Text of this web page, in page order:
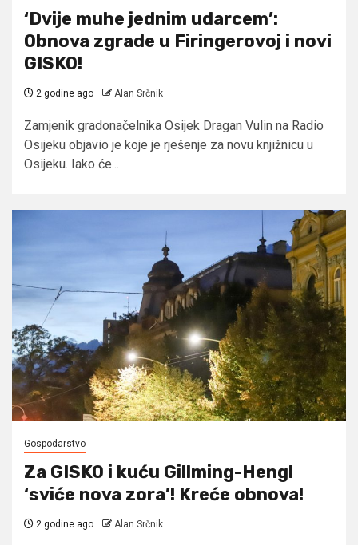
‘Dvije muhe jednim udarcem’:
Obnova zgrade u Firingerovoj i novi
GISKO!
2 godine ago Alan Srčnik
Zamjenik gradonačelnika Osijek Dragan Vulin na Radio
Osijeku objavio je koje je rješenje za novu knjižnicu u
Osijeku. Iako će...
Gospodarstvo
Za GISKO i kuću Gillming-Hengl
‘sviće nova zora’! Kreće obnova!
2 godine ago Alan Srčnik